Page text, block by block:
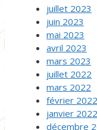
juillet 2023
juin 2023
mai 2023
avril 2023
mars 2023
juillet 2022
mars 2022
février 2022
janvier 2022
décembre